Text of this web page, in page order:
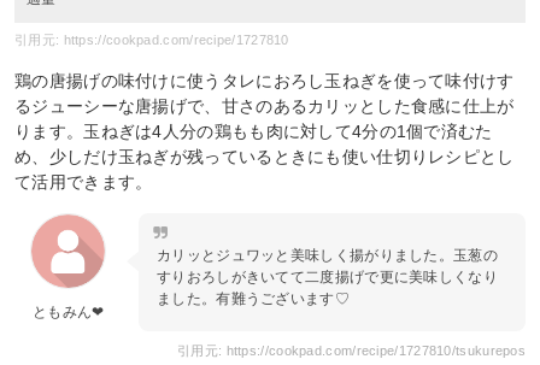
引用元: https://cookpad.com/recipe/1727810
鶏の唐揚げの味付けに使うタレにおろし玉ねぎを使って味付けす
るジューシーな唐揚げで、甘さのあるカリッとした食感に仕上が
ります。玉ねぎは4人分の鶏もも肉に対して4分の1個で済むた
め、少しだけ玉ねぎが残っているときにも使い仕切りレシピとし
て活用できます。
ともみん❤
カリッとジュワッと美味しく揚がりました。玉葱の
すりおろしがきいてて二度揚げで更に美味しくなり
ました。有難うございます♡
引用元: https://cookpad.com/recipe/1727810/tsukurepos